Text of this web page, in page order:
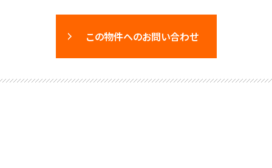
この物件へのお問い合わせ